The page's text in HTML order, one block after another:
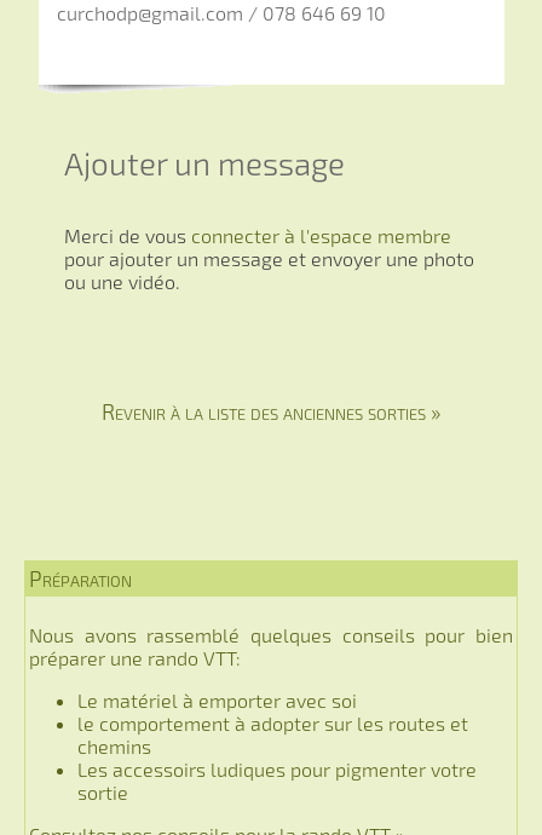
curchodp@gmail.com / 078 646 69 10
Ajouter un message
Merci de vous connecter à l'espace membre
pour ajouter un message et envoyer une photo
ou une vidéo.
Revenir à la liste des anciennes sorties »
Préparation
Nous avons rassemblé quelques conseils pour bien
préparer une rando VTT:
Le matériel à emporter avec soi
le comportement à adopter sur les routes et
chemins
Les accessoirs ludiques pour pigmenter votre
sortie